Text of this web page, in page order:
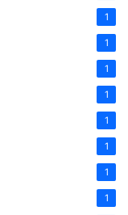
1
1
1
1
1
1
1
1